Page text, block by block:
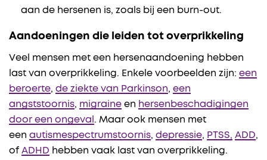
aan de hersenen is, zoals bij een burn-out.
Aandoeningen die leiden tot overprikkeling
Veel mensen met een hersenaandoening hebben
last van overprikkeling. Enkele voorbeelden zijn: een
beroerte, de ziekte van Parkinson, een
angststoornis, migraine en hersenbeschadigingen
door een ongeval . Maar ook mensen met
een autismespectrumstoornis, depressie, PTSS, ADD,
of ADHD hebben vaak last van overprikkeling.